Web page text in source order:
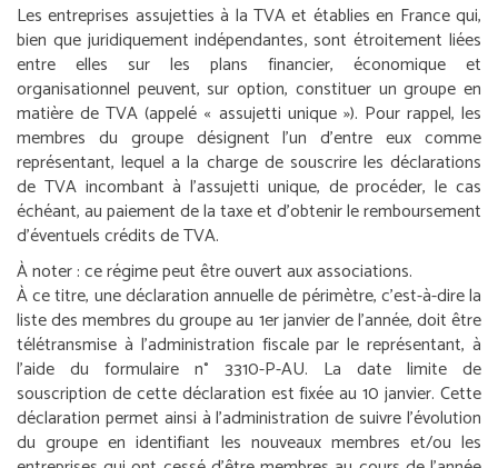
Les entreprises assujetties à la TVA et établies en France qui,
bien que juridiquement indépendantes, sont étroitement liées
entre elles sur les plans financier, économique et
organisationnel peuvent, sur option, constituer un groupe en
matière de TVA (appelé « assujetti unique »). Pour rappel, les
membres du groupe désignent l’un d’entre eux comme
représentant, lequel a la charge de souscrire les déclarations
de TVA incombant à l’assujetti unique, de procéder, le cas
échéant, au paiement de la taxe et d’obtenir le remboursement
d’éventuels crédits de TVA.
À noter :ce régime peut être ouvert aux associations.
À ce titre, une déclaration annuelle de périmètre, c’est-à-dire la
liste des membres du groupe au 1erjanvier de l’année, doit être
télétransmise à l’administration fiscale par le représentant, à
l’aide du formulaire n° 3310-P-AU. La date limite de
souscription de cette déclaration est fixée au 10 janvier. Cette
déclaration permet ainsi à l’administration de suivre l’évolution
du groupe en identifiant les nouveaux membres et/ou les